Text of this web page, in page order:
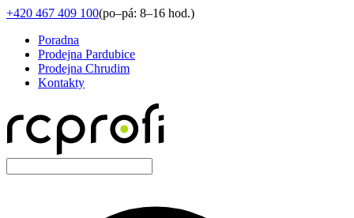
+420 467 409 100(po–pá: 8–16 hod.)
Poradna
Prodejna Pardubice
Prodejna Chrudim
Kontakty